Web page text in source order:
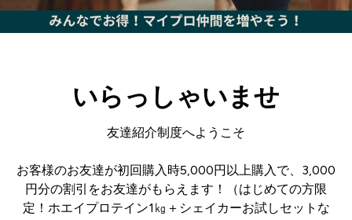
いらっしゃいませ
友達紹介制度へようこそ
お客様のお友達が初回購入時5,000円以上購入で、3,000
円分の割引をお友達がもらえます！（はじめての方限
定！ホエイプロテイン1㎏＋シェイカーお試しセットな